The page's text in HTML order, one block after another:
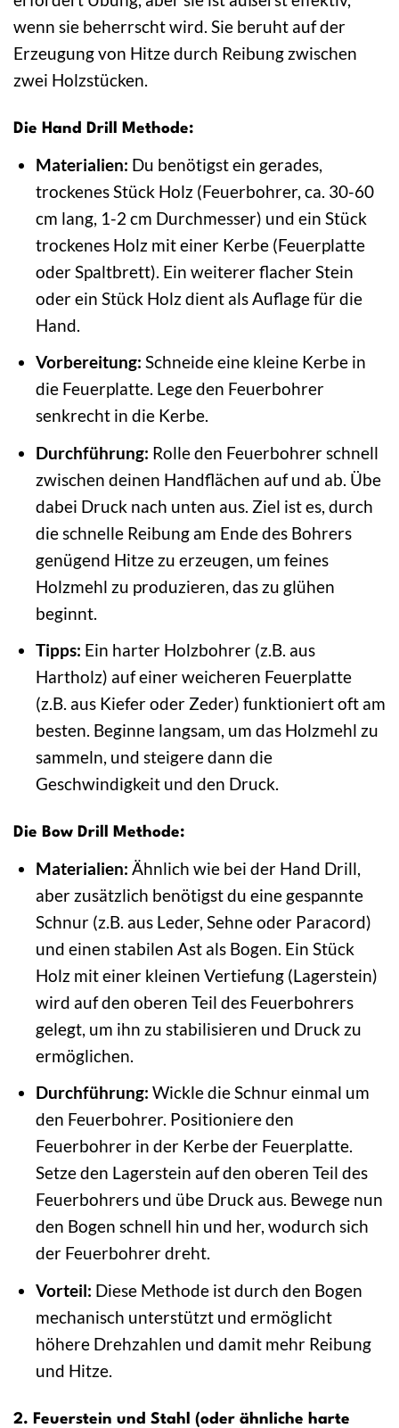
wenn sie beherrscht wird. Sie beruht auf der
Erzeugung von Hitze durch Reibung zwischen
zwei Holzstücken.
Die Hand Drill Methode:
Materialien: Du benötigst ein gerades,
trockenes Stück Holz (Feuerbohrer, ca. 30-60
cm lang, 1-2 cm Durchmesser) und ein Stück
trockenes Holz mit einer Kerbe (Feuerplatte
oder Spaltbrett). Ein weiterer flacher Stein
oder ein Stück Holz dient als Auflage für die
Hand.
Vorbereitung: Schneide eine kleine Kerbe in
die Feuerplatte. Lege den Feuerbohrer
senkrecht in die Kerbe.
Durchführung: Rolle den Feuerbohrer schnell
zwischen deinen Handflächen auf und ab. Übe
dabei Druck nach unten aus. Ziel ist es, durch
die schnelle Reibung am Ende des Bohrers
genügend Hitze zu erzeugen, um feines
Holzmehl zu produzieren, das zu glühen
beginnt.
Tipps: Ein harter Holzbohrer (z.B. aus
Hartholz) auf einer weicheren Feuerplatte
(z.B. aus Kiefer oder Zeder) funktioniert oft am
besten. Beginne langsam, um das Holzmehl zu
sammeln, und steigere dann die
Geschwindigkeit und den Druck.
Die Bow Drill Methode:
Materialien: Ähnlich wie bei der Hand Drill,
aber zusätzlich benötigst du eine gespannte
Schnur (z.B. aus Leder, Sehne oder Paracord)
und einen stabilen Ast als Bogen. Ein Stück
Holz mit einer kleinen Vertiefung (Lagerstein)
wird auf den oberen Teil des Feuerbohrers
gelegt, um ihn zu stabilisieren und Druck zu
ermöglichen.
Durchführung: Wickle die Schnur einmal um
den Feuerbohrer. Positioniere den
Feuerbohrer in der Kerbe der Feuerplatte.
Setze den Lagerstein auf den oberen Teil des
Feuerbohrers und übe Druck aus. Bewege nun
den Bogen schnell hin und her, wodurch sich
der Feuerbohrer dreht.
Vorteil: Diese Methode ist durch den Bogen
mechanisch unterstützt und ermöglicht
höhere Drehzahlen und damit mehr Reibung
und Hitze.
2. Feuerstein und Stahl (oder ähnliche harte